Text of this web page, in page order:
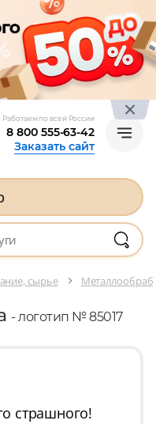
Работаем по всей России
8 800 555-63-42
Заказать сайт
сырье
- логотип № 85017
страшного!